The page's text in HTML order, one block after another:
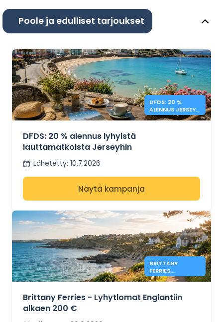
Poole ja edulliset tarjoukset
DFDS: 20 %
ALENNUS JERSEYN
LYHYISTÄ
DFDS: 20 % alennus lyhyistä
lauttamatkoista Jerseyhin
Lähetetty: 10.7.2026
Näytä kampanja
BRITTANY
FERRIES:
ENGLANNIN
200 €
Brittany Ferries - Lyhytlomat Englantiin
alkaen 200 €